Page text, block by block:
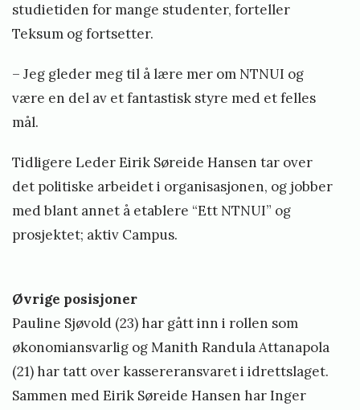
studietiden for mange studenter, forteller
Teksum og fortsetter.
– Jeg gleder meg til å lære mer om NTNUI og
være en del av et fantastisk styre med et felles
mål.
Tidligere Leder Eirik Søreide Hansen tar over
det politiske arbeidet i organisasjonen, og jobber
med blant annet å etablere “Ett NTNUI” og
prosjektet; aktiv Campus.
Øvrige posisjoner
Pauline Sjøvold (23) har gått inn i rollen som
økonomiansvarlig og Manith Randula Attanapola
(21) har tatt over kassereransvaret i idrettslaget.
Sammen med Eirik Søreide Hansen har Inger